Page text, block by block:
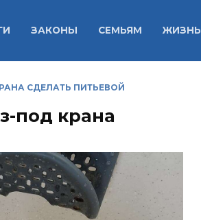
ЗАКОНЫ СЕМЬЯМ ЖИЗНЬ
СДЕЛАТЬ ПИТЬЕВОЙ
под крана